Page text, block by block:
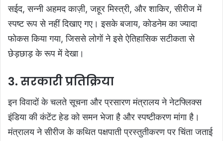
सईद, सन्नी अहमद काज़ी, जहूर मिस्त्री, और शाकिर, सीरीज में
स्पष्ट रूप से नहीं दिखाए गए। इसके बजाय, कोडनेम का ज्यादा
फोकस किया गया, जिससे लोगों ने इसे ऐतिहासिक सटीकता से
छेड़छाड़ के रूप में देखा।
3. सरकारी प्रतिक्रिया
इन विवादों के चलते सूचना और प्रसारण मंत्रालय ने नेटफ्लिक्स
इंडिया की कंटेंट हेड को समन भेजा है और स्पष्टीकरण मांगा है।
मंत्रालय ने सीरीज के कथित पक्षपाती प्रस्तुतीकरण पर चिंता जताई